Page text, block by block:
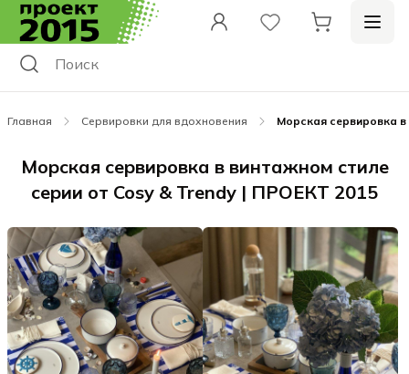
Главная Сервировки для вдохновения Морская сервировка
Морская сервировка в винтажном стиле
серии от Cosy & Trendy | ПРОЕКТ 2015